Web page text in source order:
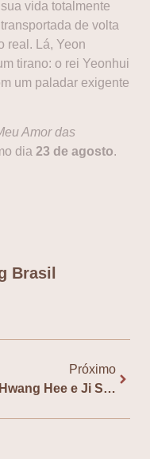
vida totalmente
de volta
real. Lá, Yeon
tirano: o rei Yeonhui
um paladar exigente
Amor das
dia 23 de agosto.
Brasil
Próximo
Hwang Hee e Ji Sung estrelarão k-drama da webnovel “Judge Lee Han Yeong”